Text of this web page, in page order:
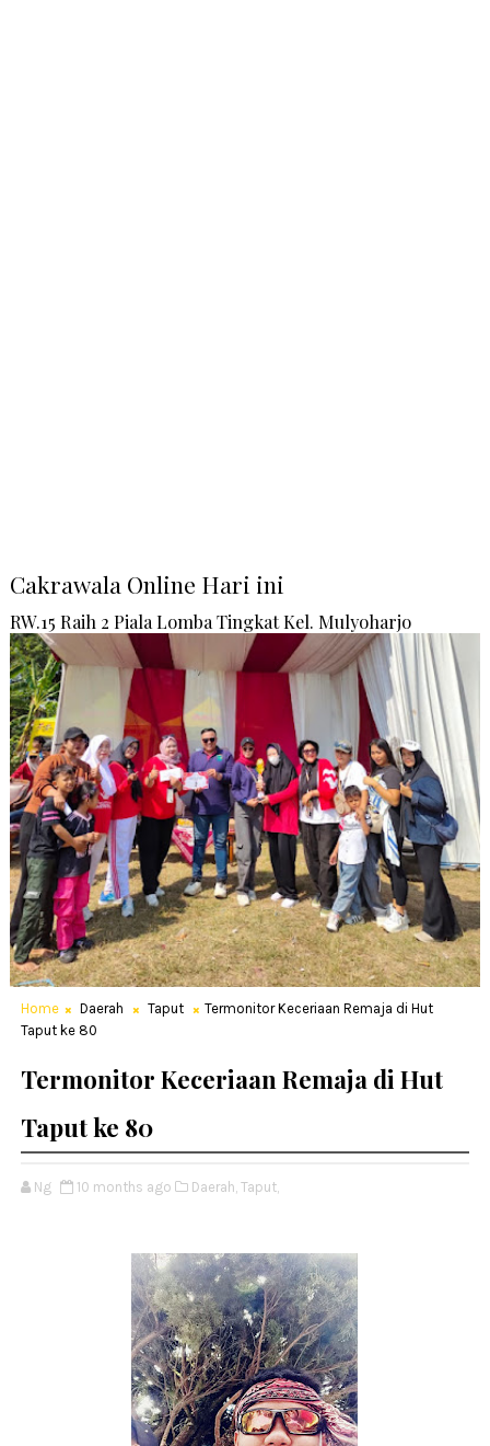
Cakrawala Online Hari ini
RW.15 Raih 2 Piala Lomba Tingkat Kel. Mulyoharjo
Home Daerah Taput
Termonitor Keceriaan Remaja di Hut
Taput ke 80
Termonitor Keceriaan Remaja di Hut
Taput ke 80
Ng 10 months ago Daerah, Taput,